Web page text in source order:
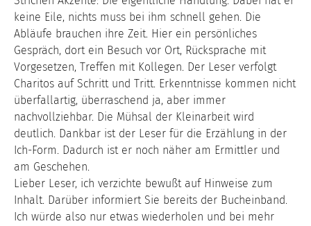
keine Eile, nichts muss bei ihm schnell gehen. Die
Abläufe brauchen ihre Zeit. Hier ein persönliches
Gespräch, dort ein Besuch vor Ort, Rücksprache mit
Vorgesetzen, Treffen mit Kollegen. Der Leser verfolgt
Charitos auf Schritt und Tritt. Erkenntnisse kommen nicht
überfallartig, überraschend ja, aber immer
nachvollziehbar. Die Mühsal der Kleinarbeit wird
deutlich. Dankbar ist der Leser für die Erzählung in der
Ich-Form. Dadurch ist er noch näher am Ermittler und
am Geschehen.
Lieber Leser, ich verzichte bewußt auf Hinweise zum
Inhalt. Darüber informiert Sie bereits der Bucheinband.
Ich würde also nur etwas wiederholen und bei mehr